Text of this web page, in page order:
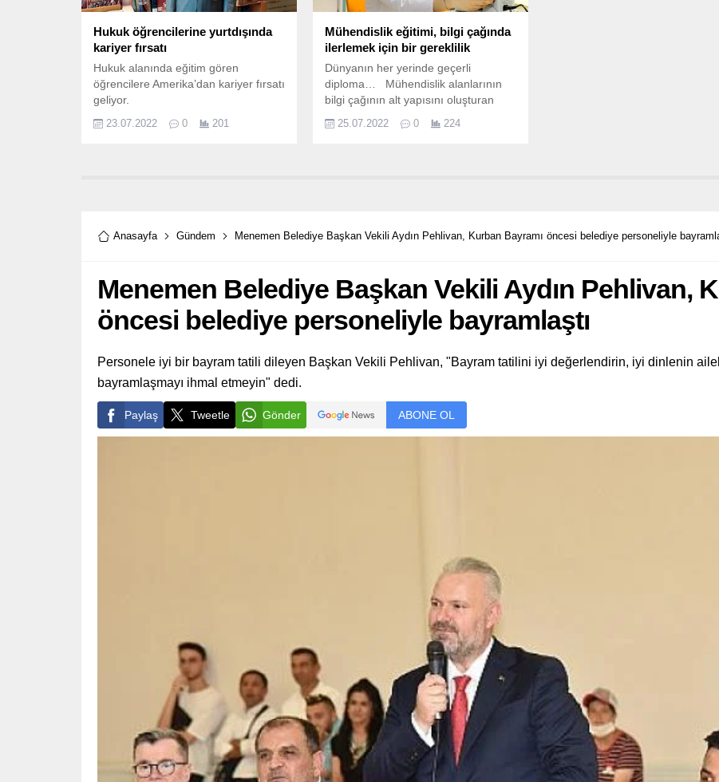
Hukuk öğrencilerine yurtdışında
kariyer fırsatı
Hukuk alanında eğitim gören
öğrencilere Amerika’dan kariyer fırsatı
geliyor.
23.07.2022 0 201
Mühendislik eğitimi, bilgi çağında
ilerlemek için bir gereklilik
Dünyanın her yerinde geçerli
diploma… Mühendislik alanlarının
bilgi çağının alt yapısını oluşturan
geliştirilmesi, üretimi ve yönetimi
25.07.2022 0 224
Anasayfa Gündem Menemen Belediye Başkan Vekili Aydın Pehlivan, Kurban Bayramı öncesi belediye personeliyle
Menemen Belediye Başkan Vekili Aydın Pehlivan,
öncesi belediye personeliyle bayramlaştı
Personele iyi bir bayram tatili dileyen Başkan Vekili Pehlivan, "Bayram tatilini iyi değerlendirin, iyi dinlenin
bayramlaşmayı ihmal etmeyin" dedi.
Paylaş Tweetle Gönder ABONE OL